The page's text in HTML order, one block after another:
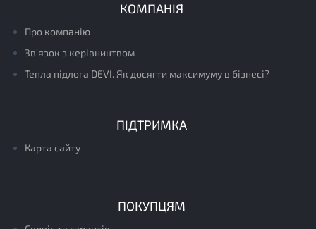
КОМПАНІЯ
Про компанію
Зв’язок з керівництвом
Тепла підлога DEVI. Як досягти максимуму в бізнесі?
ПІДТРИМКА
Карта сайту
ПОКУПЦЯМ